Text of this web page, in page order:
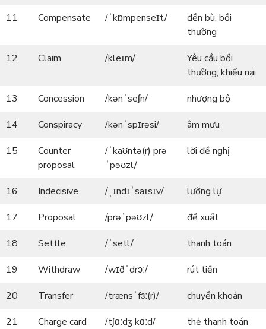
11
Compensate /ˈkɒmpenseɪt/
đền bù, bồi
thường
12
Claim /kleɪm/
Yêu cầu bồi
thường, khiếu nại
13
Concession /kənˈseʃn/
nhượng bộ
14
Conspiracy /kənˈspɪrəsi/
âm mưu
15
Counter
proposal
/ˈkaʊntə(r) prə
ˈpəʊzl/
lời đề nghị
16 Indecisive /ˌɪndɪˈsaɪsɪv/
lưỡng lự
17
Proposal /prəˈpəʊzl/
đề xuất
18
Settle /ˈsetl/
thanh toán
19
Withdraw /wɪðˈdrɔː/
rút tiền
20
Transfer /trænsˈfɜː(r)/
chuyển khoản
21
Charge card /tʃɑːdʒ kɑːd/
thẻ thanh toán